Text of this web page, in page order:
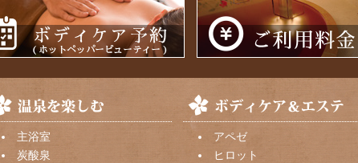
主浴室
炭酸泉
アペゼ
ヒロット